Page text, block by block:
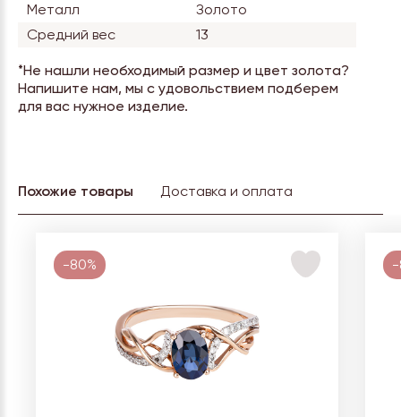
Металл
Золото
Средний вес
13
*Не нашли необходимый размер и цвет золота?
Напишите нам, мы с удовольствием подберем
для вас нужное изделие.
Похожие товары Доставка и оплата
-80% -